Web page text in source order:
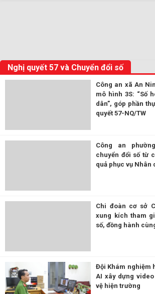
Nghị quyết 57 và Chuyển đổi số
Công an xã An
mô hình 3S: “Số
dân”, góp phần
quyết 57-NQ/TW
Công an
chuyển đổi số từ
quả phục vụ Nhân
Chi đoàn cơ sở
xung kích tham
số, đồng hành
Đội Khám nghiệm
AI xây dựng
vệ hiện trường